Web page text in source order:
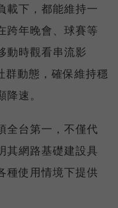
載下，都能維持一
跨年晚會、球賽等
動時觀看串流影
動態，確保維持穩
速。
全台第一，不僅代
其網路基礎建設具
種使用情境下提供